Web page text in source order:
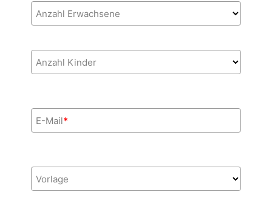
Anzahl Erwachsene
Anzahl Kinder
E-Mail*
Vorlage